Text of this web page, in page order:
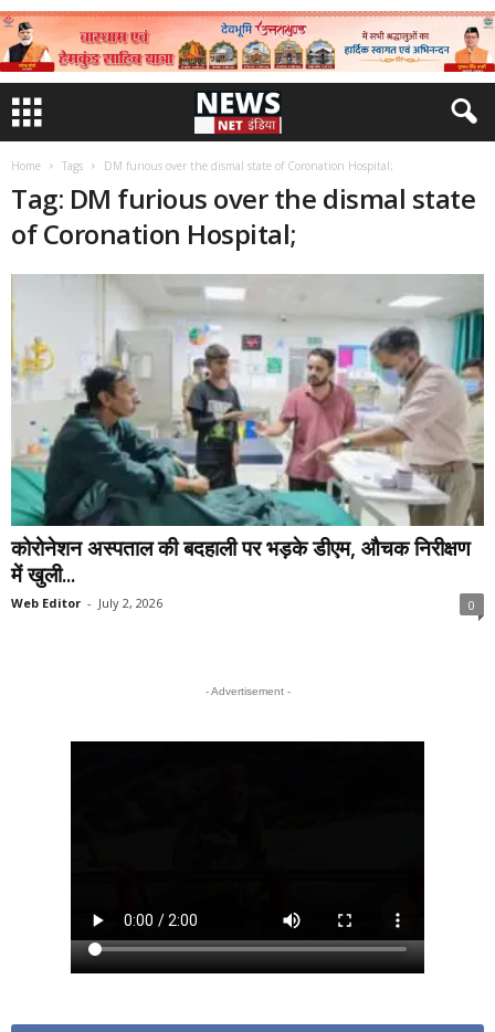
Home Tags DM furious over the dismal state of Coronation Hospital;
Tag: DM furious over the dismal state
of Coronation Hospital;
कोरोनेशन अस्पताल की बदहाली पर भड़के डीएम, औचक निरीक्षण
में खुली...
Web Editor - July 2, 2026 0
- Advertisement -